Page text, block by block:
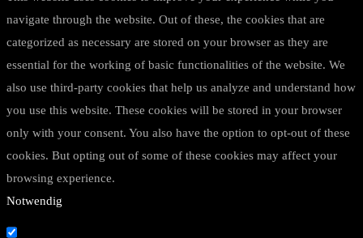
navigate through the website. Out of these, the cookies that are
categorized as necessary are stored on your browser as they are
essential for the working of basic functionalities of the website. We
also use third-party cookies that help us analyze and understand how
you use this website. These cookies will be stored in your browser
only with your consent. You also have the option to opt-out of these
cookies. But opting out of some of these cookies may affect your
browsing experience.
Notwendig